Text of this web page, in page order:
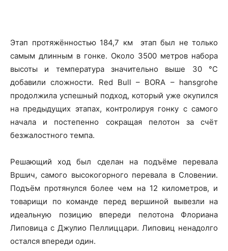
Этап протяжённостью 184,7 км этап был не только
самым длинным в гонке. Около 3500 метров набора
высоты и температура значительно выше 30 °C
добавили сложности. Red Bull – BORA – hansgrohe
продолжила успешный подход, который уже окупился
на предыдущих этапах, контролируя гонку с самого
начала и постепенно сокращая пелотон за счёт
безжалостного темпа.
Решающий ход был сделан на подъёме перевала
Вршич, самого высокогорного перевала в Словении.
Подъём протянулся более чем на 12 километров, и
товарищи по команде перед вершиной вывезли на
идеальную позицию впереди пелотона Флориана
Липовица с Джулио Пеллиццари. Липовиц ненадолго
остался впереди один.